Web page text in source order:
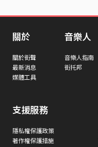
關於
關於街聲
最新消息
媒體工具
音樂人
音樂人指南
街托邦
支援服務
隱私權保護政策
著作權保護措施